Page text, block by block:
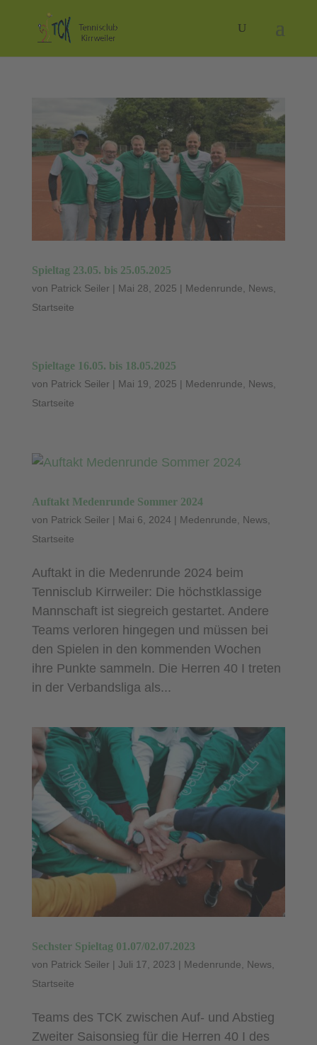
Spieltag 23.05. bis 25.05.2025
von Patrick Seiler | Mai 28, 2025 | Medenrunde News
Startseite
Spieltage 16.05. bis 18.05.2025
von Patrick Seiler | Mai 19, 2025 | Medenrunde News
Startseite
Auftakt Medenrunde Sommer 2024
von Patrick Seiler | Mai 6, 2024 | Medenrunde News
Startseite
Auftakt in die Medenrunde 2024 beim
Tennisclub Kirrweiler: Die höchstklassige
Mannschaft ist siegreich gestartet. Andere
Teams verloren hingegen und müssen bei
den Spielen in den kommenden Wochen
ihre Punkte sammeln. Die Herren 40 I treten
in der Verbandsliga als...
Sechster Spieltag 01.07/02.07.2023
von Patrick Seiler | Juli 17, 2023 | Medenrunde, News,
Startseite
Teams des TCK zwischen Auf- und Abstieg
Zweiter Saisonsieg für die Herren 40 I des